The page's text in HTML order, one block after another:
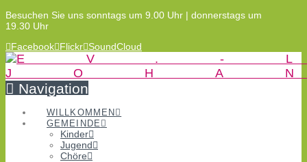
Besuchen Sie uns sonntags um 9.00 Uhr | donnerstags um
19.30 Uhr
Facebook Flickr SoundCloud
Navigation
WILLKOMMEN
GEMEINDE
Kinder
Jugend
Chöre